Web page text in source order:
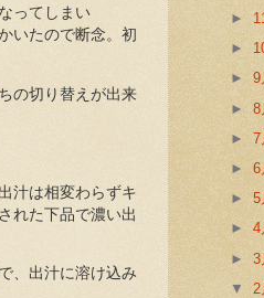
ってしまい
いたので断念。初
の切り替えが出来
汁は相変わらずキ
れた下品で濃い出
、出汁に溶け込み
►
►
►
►
►
►
►
►
►
▼